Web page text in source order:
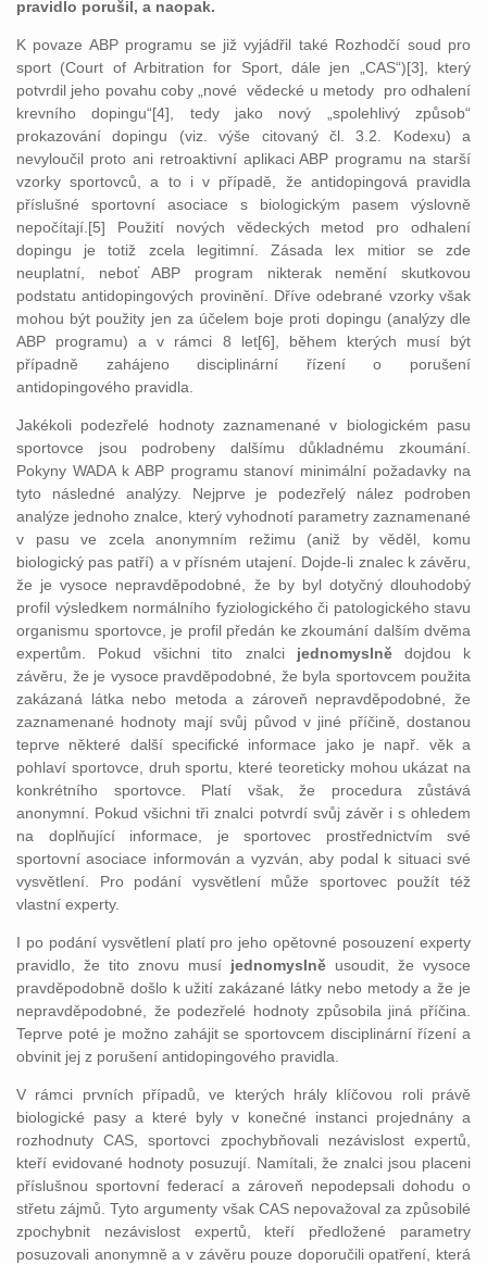
pravidlo porušil, a naopak.
K povaze ABP programu se již vyjádřil také Rozhodčí soud pro
sport (Court of Arbitration for Sport, dále jen „CAS“)[3], který
potvrdil jeho povahu coby „nové vědecké u metody pro odhalení
krevního dopingu“[4], tedy jako nový „spolehlivý způsob“
prokazování dopingu (viz. výše citovaný čl. 3.2. Kodexu) a
nevyloučil proto ani retroaktivní aplikaci ABP programu na starší
vzorky sportovců, a to i v případě, že antidopingová pravidla
příslušné sportovní asociace s biologickým pasem výslovně
nepočítají.[5] Použití nových vědeckých metod pro odhalení
dopingu je totiž zcela legitimní. Zásada lex mitior se zde
neuplatní, neboť ABP program nikterak nemění skutkovou
podstatu antidopingových provinění. Dříve odebrané vzorky však
mohou být použity jen za účelem boje proti dopingu (analýzy dle
ABP programu) a v rámci 8 let[6], během kterých musí být
případně zahájeno disciplinární řízení o porušení
antidopingového pravidla.
Jakékoli podezřelé hodnoty zaznamenané v biologickém pasu
sportovce jsou podrobeny dalšímu důkladnému zkoumání.
Pokyny WADA k ABP programu stanoví minimální požadavky na
tyto následné analýzy. Nejprve je podezřelý nález podroben
analýze jednoho znalce, který vyhodnotí parametry zaznamenané
v pasu ve zcela anonymním režimu (aniž by věděl, komu
biologický pas patří) a v přísném utajení. Dojde-li znalec k závěru,
že je vysoce nepravděpodobné, že by byl dotyčný dlouhodobý
profil výsledkem normálního fyziologického či patologického stavu
organismu sportovce, je profil předán ke zkoumání dalším dvěma
expertům. Pokud všichni tito znalci jednomyslnědojdou k
závěru, že je vysoce pravděpodobné, že byla sportovcem použita
zakázaná látka nebo metoda a zároveň nepravděpodobné, že
zaznamenané hodnoty mají svůj původ v jiné příčině, dostanou
teprve některé další specifické informace jako je např. věk a
pohlaví sportovce, druh sportu, které teoreticky mohou ukázat na
konkrétního sportovce. Platí však, že procedura zůstává
anonymní. Pokud všichni tři znalci potvrdí svůj závěr i s ohledem
na doplňující informace, je sportovec prostřednictvím své
sportovní asociace informován a vyzván, aby podal k situaci své
vysvětlení. Pro podání vysvětlení může sportovec použít též
vlastní experty.
I po podání vysvětlení platí pro jeho opětovné posouzení experty
pravidlo, že tito znovu musí jednomyslně usoudit, že vysoce
pravděpodobně došlo k užití zakázané látky nebo metody a že je
nepravděpodobné, že podezřelé hodnoty způsobila jiná příčina.
Teprve poté je možno zahájit se sportovcem disciplinární řízení a
obvinit jej z porušení antidopingového pravidla.
V rámci prvních případů, ve kterých hrály klíčovou roli právě
biologické pasy a které byly v konečné instanci projednány a
rozhodnuty CAS, sportovci zpochybňovali nezávislost expertů,
kteří evidované hodnoty posuzují. Namítali, že znalci jsou placeni
příslušnou sportovní federací a zároveň nepodepsali dohodu o
střetu zájmů. Tyto argumenty však CAS nepovažoval za způsobilé
zpochybnit nezávislost expertů, kteří předložené parametry
posuzovali anonymně a v závěru pouze doporučili opatření, která